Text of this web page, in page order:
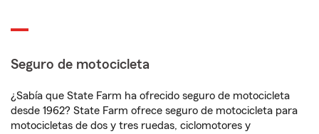
Seguro de motocicleta
¿Sabía que State Farm ha ofrecido seguro de motocicleta
desde 1962? State Farm ofrece seguro de motocicleta para
motocicletas de dos y tres ruedas, ciclomotores y